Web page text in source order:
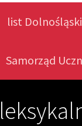
list
Samorząd